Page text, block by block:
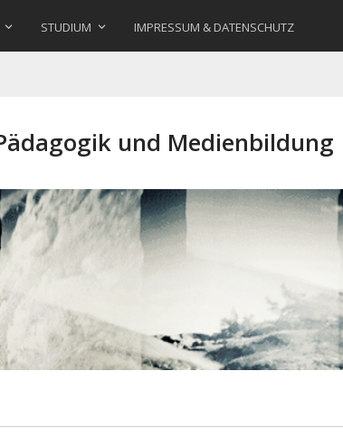
STUDIUM IMPRESSUM & DATENSCHUTZ
und Medienbildung